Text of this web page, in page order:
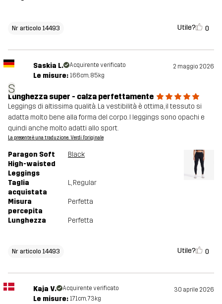
Nr articolo 14493 Utile? 0
S
Saskia L. Acquirente verificato 2 maggio 2026
Le misure: 166cm, 85kg
Lunghezza super - calza perfettamente
Leggings di altissima qualità. La vestibilità è ottima, il tessuto si
adatta molto bene alla forma del corpo. I leggings sono opachi e
quindi anche molto adatti allo sport.
La presente è una traduzione. Verdi l'originale
Paragon Soft
High-waisted
Leggings
Black
Taglia
acquistata
L, Regular
Misura
percepita
Perfetta
Lunghezza Perfetta
Nr articolo 14493 Utile? 0
Kaja V. Acquirente verificato 30 aprile 2026
Le misure: 171cm, 73kg